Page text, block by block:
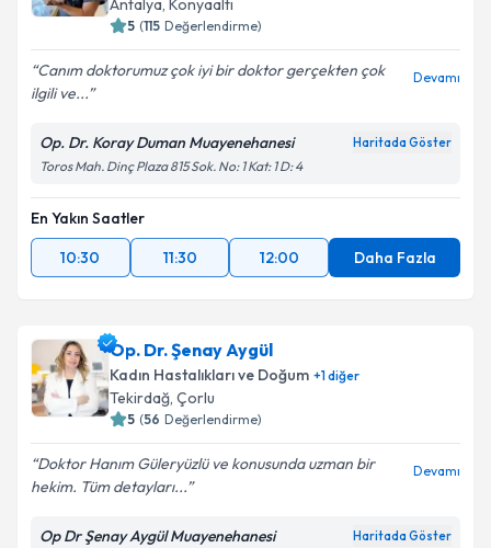
Antalya, Konyaaltı
5 (115 Değerlendirme)
Canım doktorumuz çok iyi bir doktor gerçekten çok
ilgili ve...
Devamı
Op. Dr. Koray Duman Muayenehanesi Haritada Göster
Toros Mah. Dinç Plaza 815 Sok. No: 1 Kat: 1 D: 4
En Yakın Saatler
10:30
11:30 12:00 Daha Fazla
Op. Dr. Şenay Aygül
Kadın Hastalıkları ve Doğum +1diğer
Tekirdağ, Çorlu
5 (56 Değerlendirme)
Doktor Hanım Güleryüzlü ve konusunda uzman bir
hekim. Tüm detayları...
Devamı
Op Dr Şenay Aygül Muayenehanesi Haritada Göster